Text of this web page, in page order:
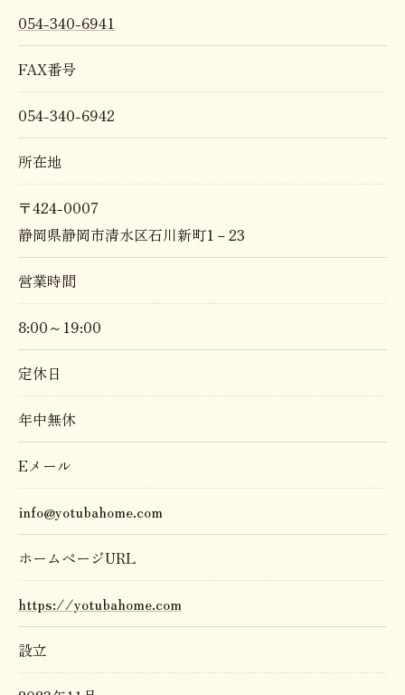
054-340-6941
FAX番号
054-340-6942
所在地
〒424-0007
静岡県静岡市清水区石川新町1－23
営業時間
8:00～19:00
定休日
年中無休
Eメール
info@yotubahome.com
ホームページURL
https://yotubahome.com
設立